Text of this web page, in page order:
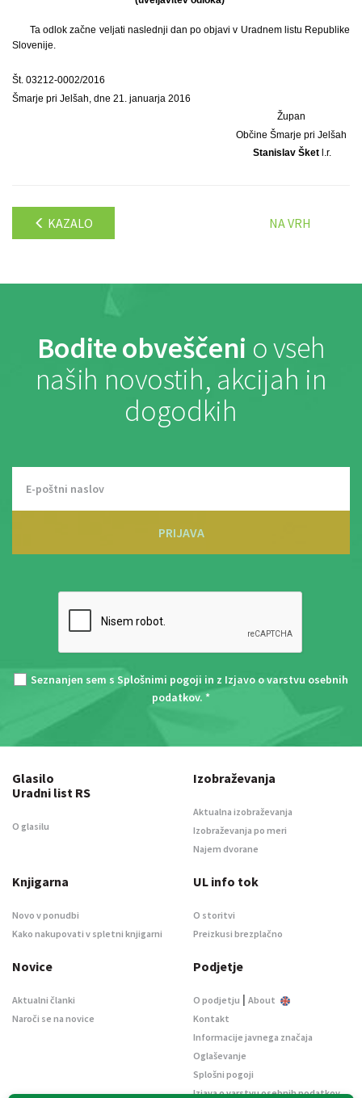
Ta odlok začne veljati naslednji dan po objavi v Uradnem listu Republike
Slovenije.
Št. 03212-0002/2016
Šmarje pri Jelšah, dne 21. januarja 2016
Župan
Občine Šmarje pri Jelšah
Stanislav Šket l.r.
KAZALO NA VRH
Bodite obveščeni o vseh
naših novostih, akcijah in
dogodkih
PRIJAVA
Seznanjen sem s Splošnimi pogoji in z Izjavo o varstvu osebnih
podatkov. *
Glasilo
Uradni list RS
O glasilu
Izobraževanja
Aktualna izobraževanja
Izobraževanja po meri
Najem dvorane
Knjigarna
Novo v ponudbi
Kako nakupovati v spletni knjigarni
UL info tok
O storitvi
Preizkusi brezplačno
Novice
Aktualni članki
Naroči se na novice
Podjetje
O podjetju | About
Kontakt
Informacije javnega značaja
Oglaševanje
Splošni pogoji
Izjava o varstvu osebnih podatkov